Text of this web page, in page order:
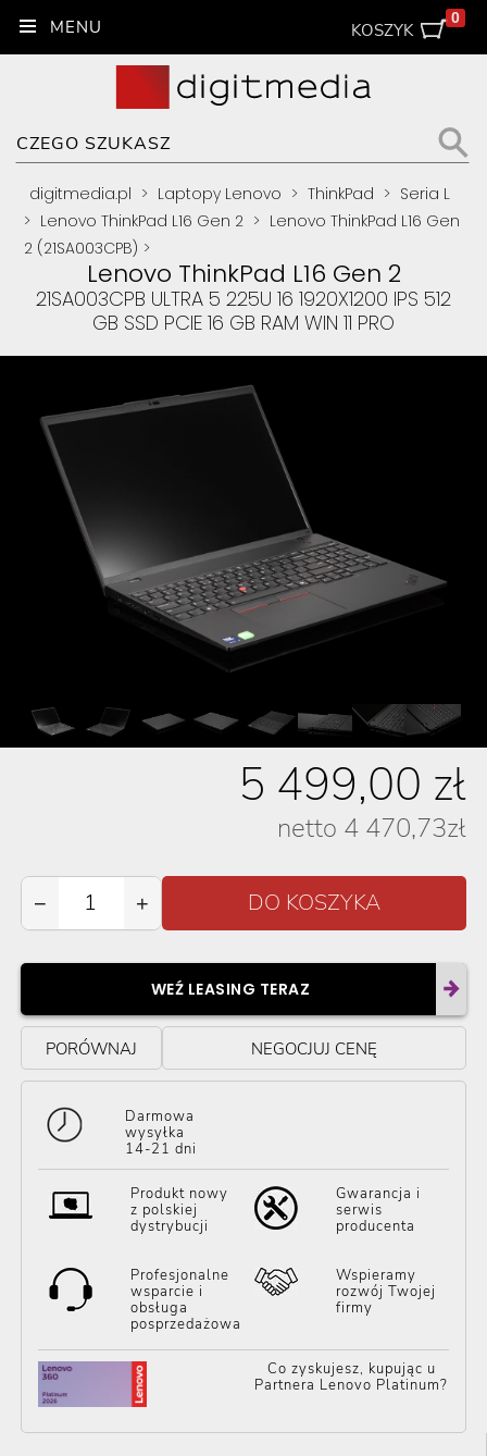
KOSZYK
0
digitmedia.pl > Laptopy Lenovo > ThinkPad > Seria L
> Lenovo ThinkPad L16 Gen 2 > Lenovo ThinkPad L16 Gen
2 (21SA003CPB) >
Lenovo ThinkPad L16 Gen 2
21SA003CPB ULTRA 5 225U 16 1920X1200 IPS 512
GB SSD PCIE 16 GB RAM WIN 11 PRO
5 499,00 zł
netto 4 470,73zł
− +
WEŹ LEASING TERAZ
PORÓWNAJ NEGOCJUJ CENĘ
Darmowa
wysyłka
14-21 dni
Produkt nowy
z polskiej
dystrybucji
Gwarancja i
serwis
producenta
Profesjonalne
wsparcie i
obsługa
posprzedażowa
Wspieramy
rozwój Twojej
firmy
Co zyskujesz, kupując u
Partnera Lenovo Platinum?